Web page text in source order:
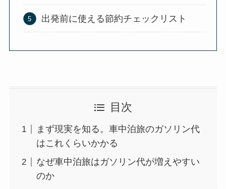
出発前に使える節約チェックリスト
目次
まず現実を知る。車中泊旅のガソリン代
はこれくらいかかる
なぜ車中泊旅はガソリン代が増えやすい
のか